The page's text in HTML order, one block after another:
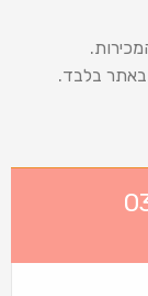
באתר בלבד.
התקשרו 03-